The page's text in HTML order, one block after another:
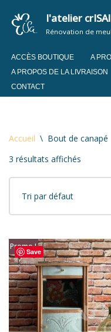
Aller
contenu
l'atelier
Rénovation de
ACCÈS BOUTIQUE
A
A PROPOS DE LA LIVRAISON
CONTACT
Accueil \ Bout de canapé
3 résultats affichés
Save
Promo !